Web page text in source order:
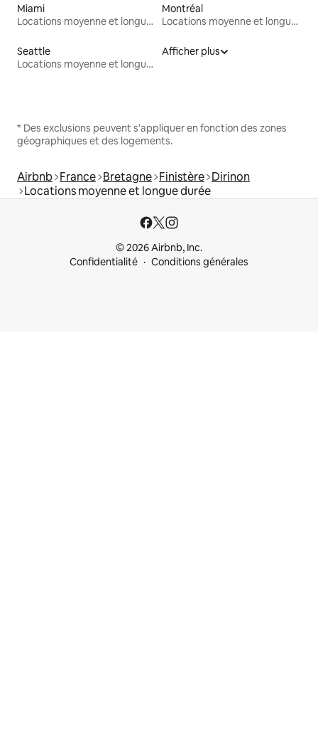
Miami
Locations moyenne et longue durée
Montréal
Locations moyenne et longue durée
Seattle
Locations moyenne et longue durée
Afficher plus
* Des exclusions peuvent s'appliquer en fonction des zones
géographiques et des logements.
Airbnb France Bretagne Finistère Dirinon
Locations moyenne et longue durée
© 2026 Airbnb, Inc.
Confidentialité
Conditions générales